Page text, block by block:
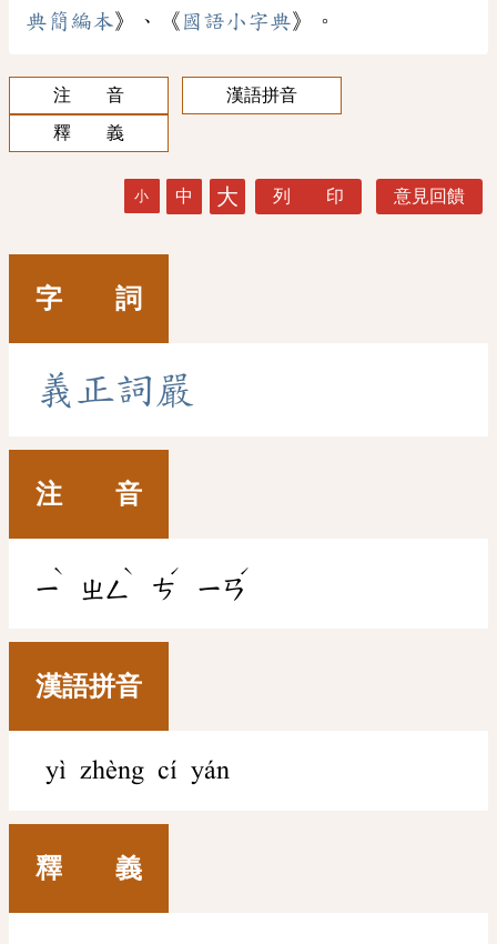
典簡編本》、《 國語小字典》。
注 音
漢語拼音
釋 義
小 中 大 列 印 意見回饋
字 詞
義 正詞 嚴
注 音
ㄧ
ˋ
ㄓㄥ
ˋ
ㄘ
ˊ
ㄧㄢ
ˊ
漢語拼音
yì zhèng cí yán
釋 義